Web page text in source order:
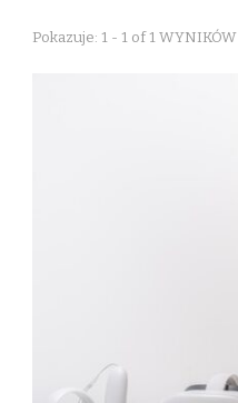
Pokazuje: 1 - 1 of 1 WYNIKÓW